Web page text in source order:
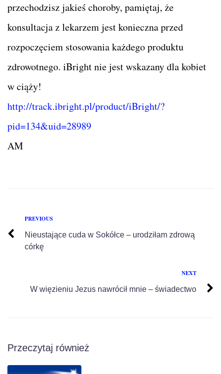
przechodzisz jakieś choroby, pamiętaj, że
konsultacja z lekarzem jest konieczna przed
rozpoczęciem stosowania każdego produktu
zdrowotnego. iBright nie jest wskazany dla kobiet
w ciąży!
http://track.ibright.pl/product/iBright/?
pid=134&uid=28989
AM
PREVIOUS
Nieustające cuda w Sokółce – urodziłam zdrową
córkę
NEXT
W więzieniu Jezus nawrócił mnie – świadectwo
Przeczytaj również